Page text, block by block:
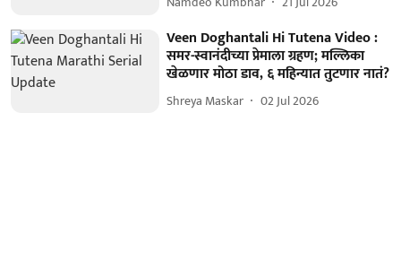
Veen Doghantali Hi Tutena Video :
समर-स्वानंदीच्या प्रेमाला ग्रहण; मल्लिका
खेळणार मोठा डाव, ६ महिन्यात तुटणार नातं?
Shreya Maskar 02 Jul 2026